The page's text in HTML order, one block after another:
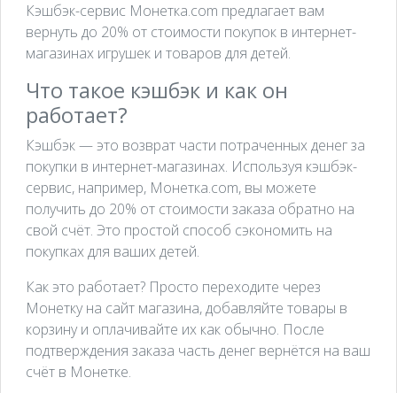
Кэшбэк-сервис Монетка.com предлагает вам
вернуть до 20% от стоимости покупок в интернет-
магазинах игрушек и товаров для детей.
Что такое кэшбэк и как он
работает?
Кэшбэк — это возврат части потраченных денег за
покупки в интернет-магазинах. Используя кэшбэк-
сервис, например, Монетка.com, вы можете
получить до 20% от стоимости заказа обратно на
свой счёт. Это простой способ сэкономить на
покупках для ваших детей.
Как это работает? Просто переходите через
Монетку на сайт магазина, добавляйте товары в
корзину и оплачивайте их как обычно. После
подтверждения заказа часть денег вернётся на ваш
счёт в Монетке.